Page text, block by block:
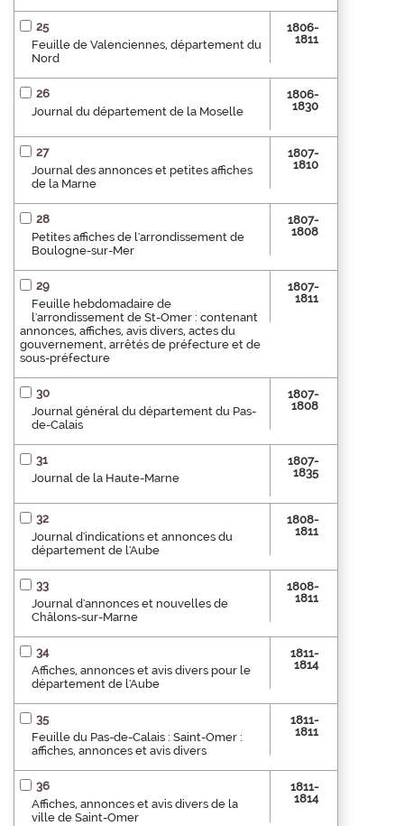
25
Feuille de Valenciennes, département du
Nord
1806-
1811
26
Journal du département de la Moselle
1806-
1830
27
Journal des annonces et petites affiches
de la Marne
1807-
1810
28
Petites affiches de l'arrondissement de
Boulogne-sur-Mer
1807-
1808
29
Feuille hebdomadaire de
l'arrondissement de St-Omer : contenant
annonces, affiches, avis divers, actes du
gouvernement, arrêtés de préfecture et de
sous-préfecture
1807-
1811
30
Journal général du département du Pas-
de-Calais
1807-
1808
31
Journal de la Haute-Marne
1807-
1835
32
Journal d'indications et annonces du
département de l'Aube
1808-
1811
33
Journal d'annonces et nouvelles de
Châlons-sur-Marne
1808-
1811
34
Affiches, annonces et avis divers pour le
département de l'Aube
1811-
1814
35
Feuille du Pas-de-Calais : Saint-Omer :
affiches, annonces et avis divers
1811-
1811
36
Affiches, annonces et avis divers de la
ville de Saint-Omer
1811-
1814